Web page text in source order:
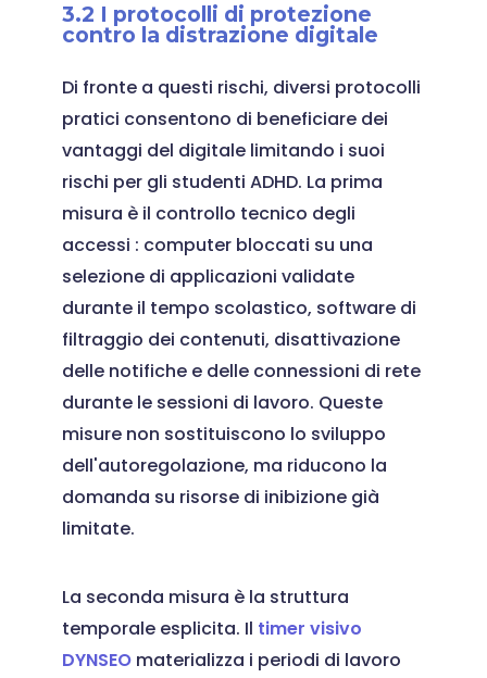
3.2 I protocolli di protezione
contro la distrazione digitale
Di fronte a questi rischi, diversi protocolli
pratici consentono di beneficiare dei
vantaggi del digitale limitando i suoi
rischi per gli studenti ADHD. La prima
misura è il controllo tecnico degli
accessi : computer bloccati su una
selezione di applicazioni validate
durante il tempo scolastico, software di
filtraggio dei contenuti, disattivazione
delle notifiche e delle connessioni di rete
durante le sessioni di lavoro. Queste
misure non sostituiscono lo sviluppo
dell'autoregolazione, ma riducono la
domanda su risorse di inibizione già
limitate.
La seconda misura è la struttura
temporale esplicita. Il timer visivo
DYNSEOmaterializza i periodi di lavoro